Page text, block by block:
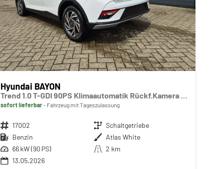
Hyundai BAYON
sofort lieferbar Fahrzeug mit Tageszulassung
Fahrzeugnr. 17002 Getriebe Schaltgetriebe
Kraftstoff Benzin Außenfarbe Atlas White
Leistung 66 kW (90 PS) Kilometerstand 2 km
13.05.2026